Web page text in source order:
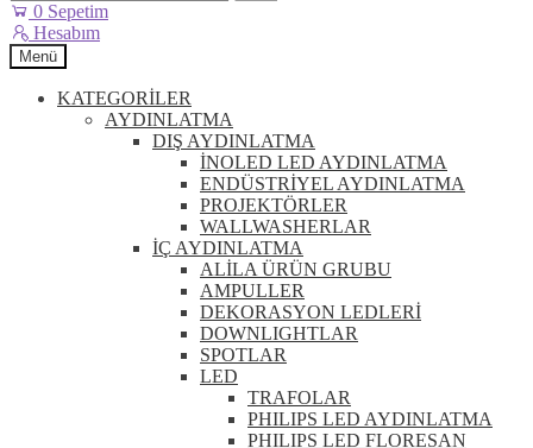
0 Sepetim
Hesabım
Menü
KATEGORİLER
AYDINLATMA
DIŞ AYDINLATMA
İNOLED LED AYDINLATMA
ENDÜSTRİYEL AYDINLATMA
PROJEKTÖRLER
WALLWASHERLAR
İÇ AYDINLATMA
ALİLA ÜRÜN GRUBU
AMPULLER
DEKORASYON LEDLERİ
DOWNLIGHTLAR
SPOTLAR
LED
TRAFOLAR
PHILIPS LED AYDINLATMA
PHILIPS LED FLORESAN